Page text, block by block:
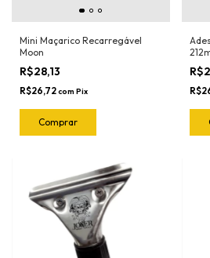
Mini Maçarico Recarregável
Moon
R$28,13
R$26,72com Pix